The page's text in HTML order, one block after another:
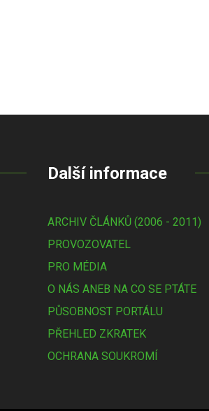
Další informace
ARCHIV ČLÁNKŮ (2006 - 2011)
PROVOZOVATEL
PRO MÉDIA
O NÁS ANEB NA CO SE PTÁTE
PŮSOBNOST PORTÁLU
PŘEHLED ZKRATEK
OCHRANA SOUKROMÍ